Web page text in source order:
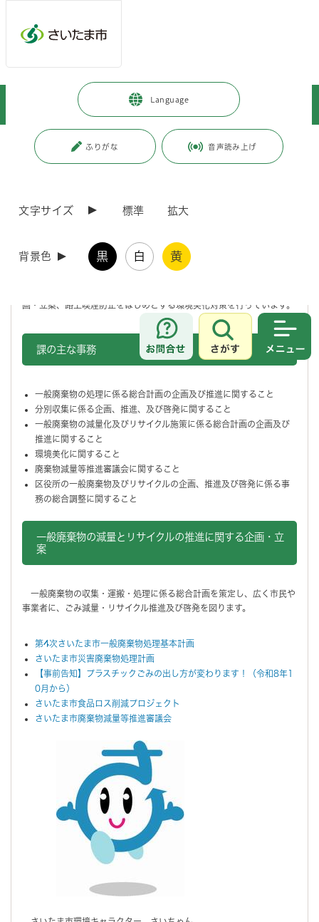
Language
ふりがな 音声読み上げ
文字サイズ 標準 拡大
背景色 黒 白 黄
お問合せ
さがす
市政情報 市の組織・各課の紹介 環境局
>
更新日付：2026年4月28日 / ページ番号：C000117
住所 〒330-9588 さいたま市浦和区常盤6-4-4 さいたま市役所7
電話 048-829-1337（環境推進係） 048-829-1338（政策推進係）
ファックス番号 048-829-1991
画・立案、路上喫煙防止をはじめとする環境美化対策を行っています。
課の主な事務
一般廃棄物の処理に係る総合計画の企画及び推進に関すること
分別収集に係る企画、推進、及び啓発に関すること
一般廃棄物の減量化及びリサイクル施策に係る総合計画の企画及び
推進に関すること
環境美化に関すること
廃棄物減量等推進審議会に関すること
区役所の一般廃棄物及びリサイクルの企画、推進及び啓発に係る事
務の総合調整に関すること
一般廃棄物の減量とリサイクルの推進に関する企画・立
案
一般廃棄物の収集・運搬・処理に係る総合計画を策定し、広く市民や
事業者に、ごみ減量・リサイクル推進及び啓発を図ります。
第4次さいたま市一般廃棄物処理基本計画
さいたま市災害廃棄物処理計画
【事前告知】プラスチックごみの出し方が変わります！（令和8年1
0月から）
さいたま市食品ロス削減プロジェクト
さいたま市廃棄物減量等推進審議会